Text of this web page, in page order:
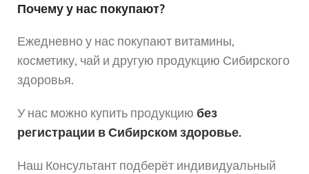
Почему у нас покупают?
Ежедневно у нас покупают витамины,
косметику, чай и другую продукцию Сибирского
здоровья.
У нас можно купить продукцию без
регистрации в Сибирском здоровье.
Наш Консультант подберёт индивидуальный